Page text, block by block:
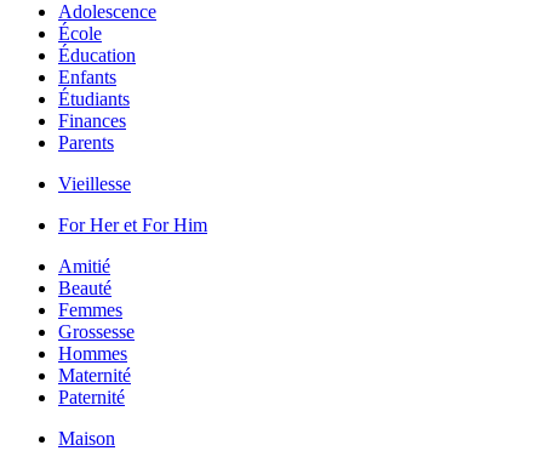
Adolescence
École
Éducation
Enfants
Étudiants
Finances
Parents
Vieillesse
For Her et For Him
Amitié
Beauté
Femmes
Grossesse
Hommes
Maternité
Paternité
Maison